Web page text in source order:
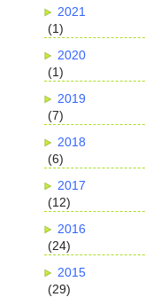
2021
(1)
2020
(1)
2019
(7)
2018
(6)
2017
(12)
2016
(24)
2015
(29)